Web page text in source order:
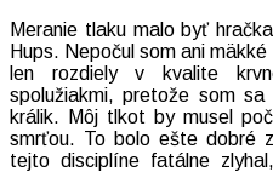
Meranie tlaku malo byť
Hups. Nepočul som ani
len rozdiely v kvalite
spolužiakmi, pretože som
králik. Môj tlkot by musel
smrťou. To bolo ešte dobré
tejto disciplíne fatálne